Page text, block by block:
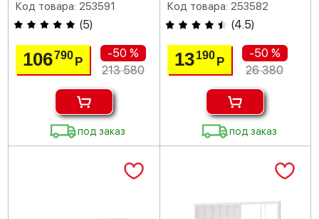
Код товара: 253591
(5)
106790Р
-50 %
213 580
под заказ
Код товара: 253582
(4.5)
13 190 Р
-50 %
26 380
под заказ